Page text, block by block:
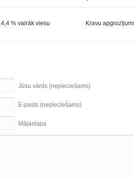
% vairāk viesu Kravu
Jūsu vārds (nepieciešams)
E-pasts (nepieciešams)
Mājaslapa